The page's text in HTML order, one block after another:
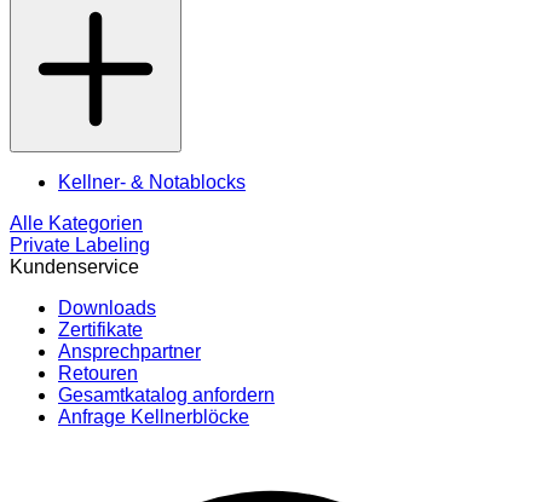
Kellner- & Notablocks
Alle Kategorien
Private Labeling
Kundenservice
Downloads
Zertifikate
Ansprechpartner
Retouren
Gesamtkatalog anfordern
Anfrage Kellnerblöcke